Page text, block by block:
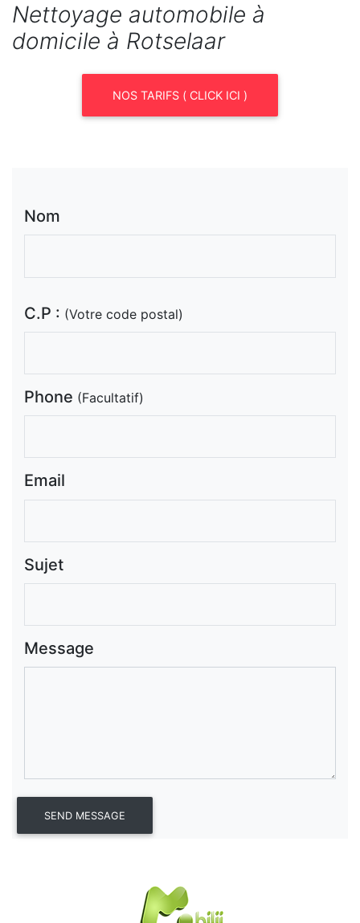
Nettoyage automobile à
domicile à Rotselaar
NOS TARIFS ( CLICK ICI )
Nom
C.P : (Votre code postal)
Phone (Facultatif)
Email
Sujet
Message